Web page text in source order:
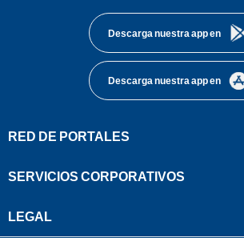
Descarga nuestra app en
Descarga nuestra app en
RED DE PORTALES
SERVICIOS CORPORATIVOS
LEGAL